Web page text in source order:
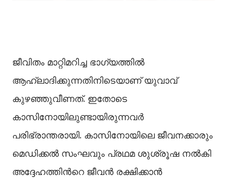
ജീവിതം മാറ്റിമറിച്ച ഭാഗ്യത്തില്‍
ആഹ്ലാദിക്കുന്നതിനിടെയാണ് യുവാവ്
കുഴഞ്ഞുവീണത്. ഇതോടെ
കാസിനോയിലുണ്ടായിരുന്നവർ
പരിഭ്രാന്തരായി. കാസിനോയിലെ ജീവനക്കാരും
മെഡിക്കല്‍ സംഘവും പ്രഥമ ശുശ്രൂഷ നല്‍കി
അദ്ദേഹത്തിന്‍റെ ജീവൻ രക്ഷിക്കാൻ